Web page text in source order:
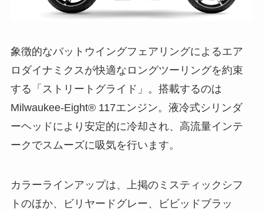
象徴的なバットウイングフェアリングによるエア
ロダイナミクスが快適なロングツーリングを約束
する「ストリートグライド」。搭載するのは
Milwaukee-Eight® 117エンジン。液冷式シリンダ
ーヘッドにより安定的に冷却され、高流量インテ
ークでスムーズに吸気を行います。
カラーラインアップは、上掲のミスティックシフ
トのほか、ビリヤードグレー、ビビッドブラッ